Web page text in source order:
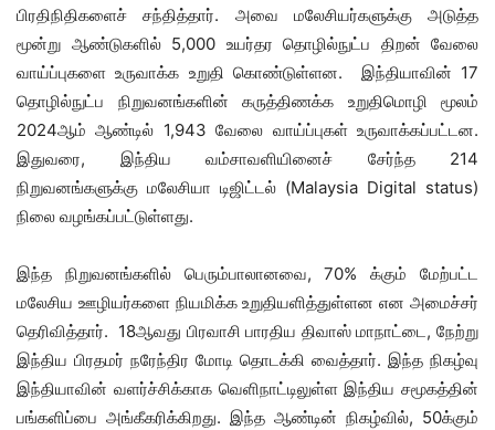
பிரதிநிதிகளைச் சந்தித்தார். அவை மலேசியர்களுக்கு அடுத்த
மூன்று ஆண்டுகளில் 5,000 உயர்தர தொழில்நுட்ப திறன் வேலை
வாய்ப்புகளை உருவாக்க உறுதி கொண்டுள்ளன. இந்தியாவின் 17
தொழில்நுட்ப நிறுவனங்களின் கருத்திணக்க உறுதிமொழி மூலம்
2024ஆம் ஆண்டில் 1,943வேலை வாய்ப்புகள் உருவாக்கப்பட்டன.
இதுவரை, இந்திய வம்சாவளியினைச் சேர்ந்த 214
நிறுவனங்களுக்கு மலேசியா டிஜிட்டல் (Malaysia Digital status)
நிலை வழங்கப்பட்டுள்ளது.
இந்த நிறுவனங்களில் பெரும்பாலானவை, 70%க்கும் மேற்பட்ட
மலேசிய ஊழியர்களை நியமிக்க உறுதியளித்துள்ளன என அமைச்சர்
தெரிவித்தார். 18ஆவது பிரவாசி பாரதிய திவாஸ் மாநாட்டை, நேற்று
இந்திய பிரதமர் நரேந்திர மோடி தொடக்கி வைத்தார். இந்த நிகழ்வு
இந்தியாவின் வளர்ச்சிக்காக வெளிநாட்டிலுள்ள இந்திய சமூகத்தின்
பங்களிப்பை அங்கீகரிக்கிறது. இந்த ஆண்டின் நிகழ்வில், 50க்கும்